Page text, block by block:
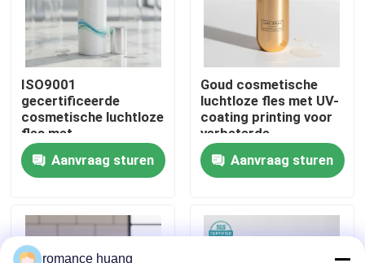
Contacteer ons
Vraag een offerte aan
Kosmetische Fles Zonder lucht
Kosmetische Roomkruik
ISO9001
gecertificeerde
cosmetische luchtloze
fles met
schroefverzegeling en
aanpasbaar afdrukken
voor gevoelige
Aanvraag sturen
Goud cosmetische
luchtloze fles met UV-
coating printing voor
verbeterde
duurzaamheid en 40-
45 dagen doorlooptijd
Aanvraag sturen
romance huang